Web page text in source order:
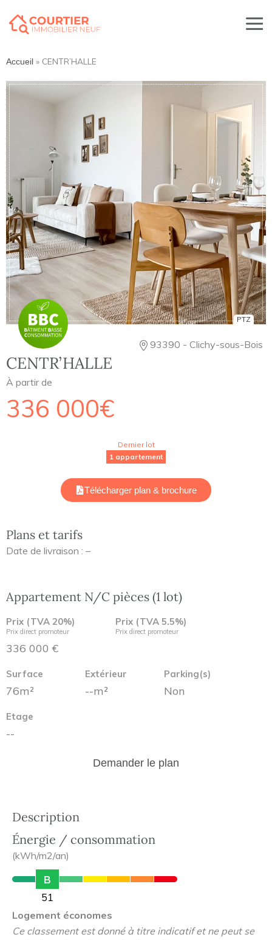
Accueil » CENTR’HALLE
PTZ
93390 - Clichy-sous-Bois
CENTR’HALLE
À partir de
336 000€
Dernier lot
1 appartement
Télécharger plan & brochure
Plans et tarifs
Date de livraison : –
Appartement N/C pièces (1 lot)
Prix (TVA 20%)
Prix direct promoteur
336 000 €
Prix (TVA 5.5%)
Prix direct promoteur
Surface
76m²
Extérieur
--m²
Parking(s)
Non
Etage
--
Demander le plan
Description
Énergie / consommation
(kWh/m2/an)
B
51
Logement économes
Ce classement est donné à titre indicatif et ne peut se